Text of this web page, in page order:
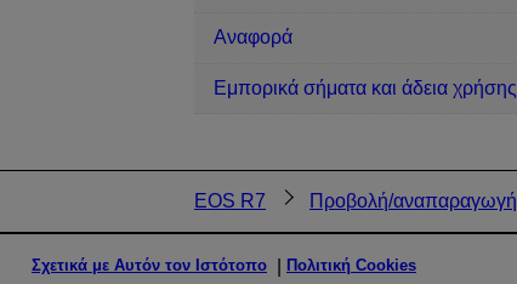
Αναφορά
Εμπορικά σήματα και άδεια χρήσης
EOS R7 Προβολή/αναπαραγωγή
Σχετικά με Αυτόν τον Ιστότοπο Πολιτική Cookies